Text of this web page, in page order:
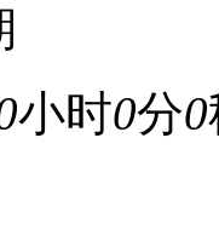
小时0分0